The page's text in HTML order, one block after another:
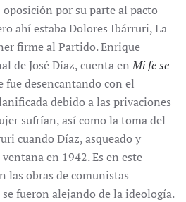
por su parte al pacto
ahí estaba Dolores Ibárruri, La
firme al Partido. Enrique
de José Díaz, cuenta enMi fe se
fue desencantando con el
debido a las privaciones
sufrían, así como la toma del
cuando Díaz, asqueado y
en 1942. Es en este
las obras de comunistas
fueron alejando de la ideología.